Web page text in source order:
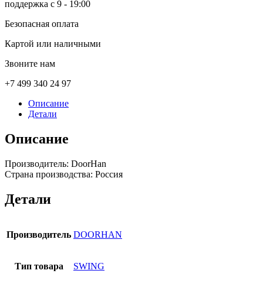
поддержка с 9 - 19:00
Безопасная оплата
Картой или наличными
Звоните нам
+7 499 340 24 97
Описание
Детали
Описание
Производитель: DoorHan
Страна производства: Россия
Детали
Производитель DOORHAN
Тип товара SWING